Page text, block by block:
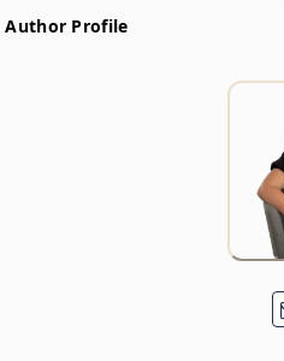
Author Profile